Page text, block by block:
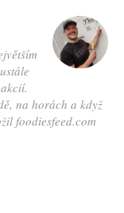
na horách a když
foodiesfeed.com